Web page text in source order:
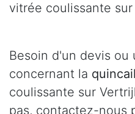
vitrée coulissante
Besoin d'un devis ou
concernant la
coulissante sur
pas, contactez-nous